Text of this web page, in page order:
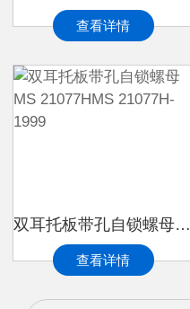
查看详情
双耳托板带孔自锁螺母 MS 21077HMS 21077H-1999
查看详情